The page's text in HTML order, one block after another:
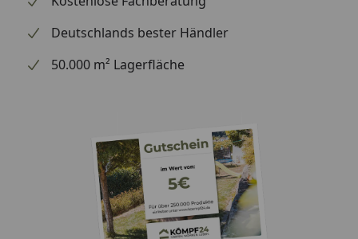
Deutschlands bester Händler
50.000 m² Lagerfläche